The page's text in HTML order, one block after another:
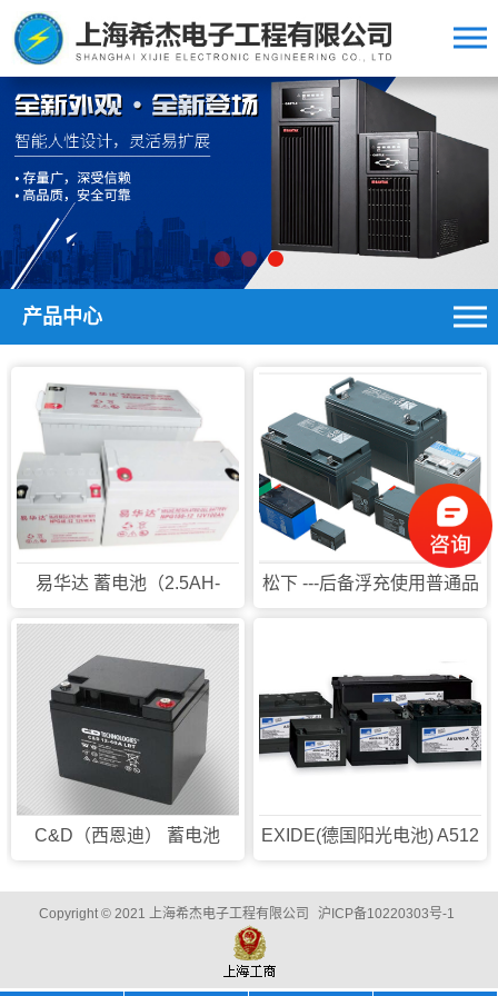
中文版/英文版
产品中心
易华达 蓄电池（2.5AH-
250AH）
松下 ---后备浮充使用普通品
C&D（西恩迪） 蓄电池 EXIDE(德国阳光电池) A512
Copyright © 2021 上海希杰电子工程有限公司 沪ICP备10220303号-1